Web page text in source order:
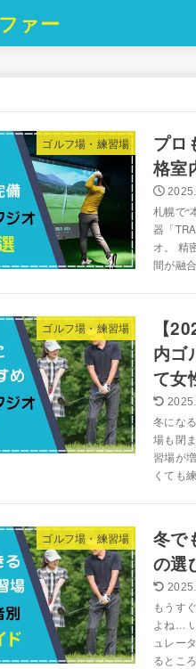
ァー
ゴルフ場・練習場
プロ
格室
札幌で“
器「
オ。 精
間が融
ゴルフ場・練習場
【
内ゴ
て女
冬にな
場も閉
習場が
くても
ゴルフ場・練習場
冬で
の選
もうす
よね…
ュレー
るとこ